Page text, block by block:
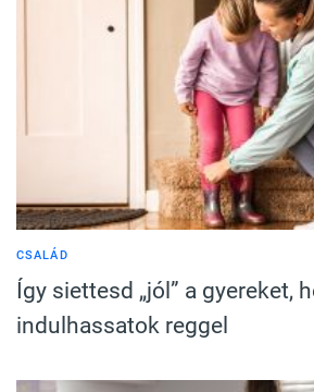
CSALÁD
Így siettesd „jól” a gyereket,
indulhassatok reggel